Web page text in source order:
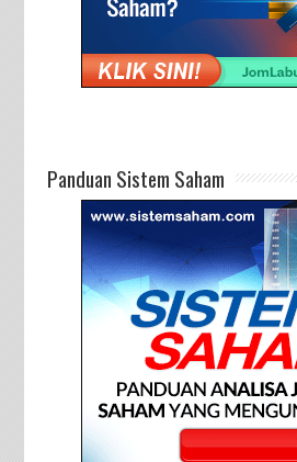
Panduan Sistem Saham